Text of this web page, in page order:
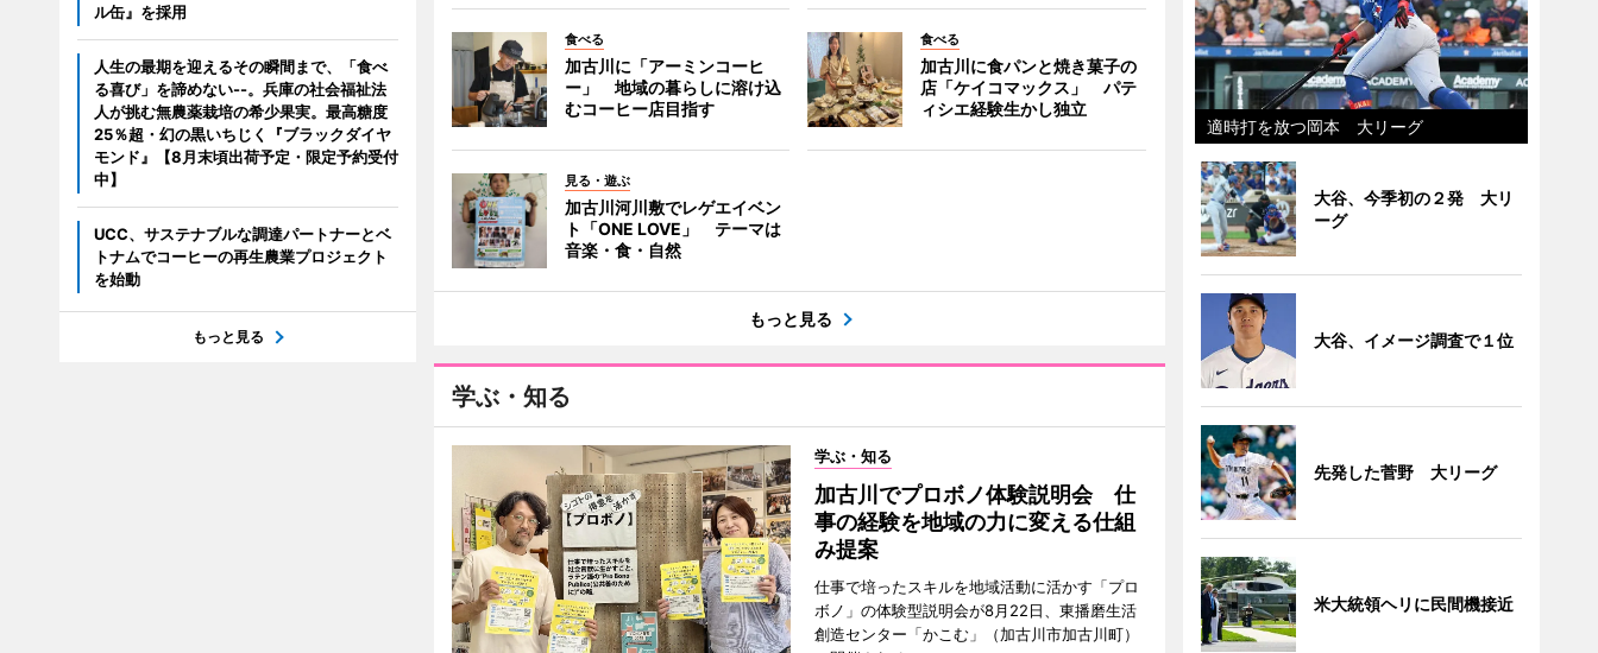
食べる
加古川に「アーミンコーヒ
ー」 地域の暮らしに溶け込
むコーヒー店目指す
食べる
加古川に食パンと焼き菓子の
店「ケイコマックス」 パテ
ィシエ経験生かし独立
見る・遊ぶ
加古川河川敷でレゲエイベン
ト「ONE LOVE」 テーマは
音楽・食・自然
もっと見る
学ぶ・知る
学ぶ・知る
加古川でプロボノ体験説明会 仕
事の経験を地域の力に変える仕組
み提案
仕事で培ったスキルを地域活動に活かす「プロ
ボノ」の体験型説明会が8月22日、東播磨生活
創造センター「かこむ」（加古川市加古川町）
ル缶』を採用
人生の最期を迎えるその瞬間まで、「食べ
る喜び」を諦めない--。兵庫の社会福祉法
人が挑む無農薬栽培の希少果実。最高糖度
25％超・幻の黒いちじく『ブラックダイヤ
モンド』【8月末頃出荷予定・限定予約受付
中】
UCC、サステナブルな調達パートナーとベ
トナムでコーヒーの再生農業プロジェクト
を始動
もっと見る
適時打を放つ岡本 大リーグ
大谷、今季初の２発 大リ
ーグ
大谷、イメージ調査で１位
先発した菅野 大リーグ
米大統領ヘリに民間機接近